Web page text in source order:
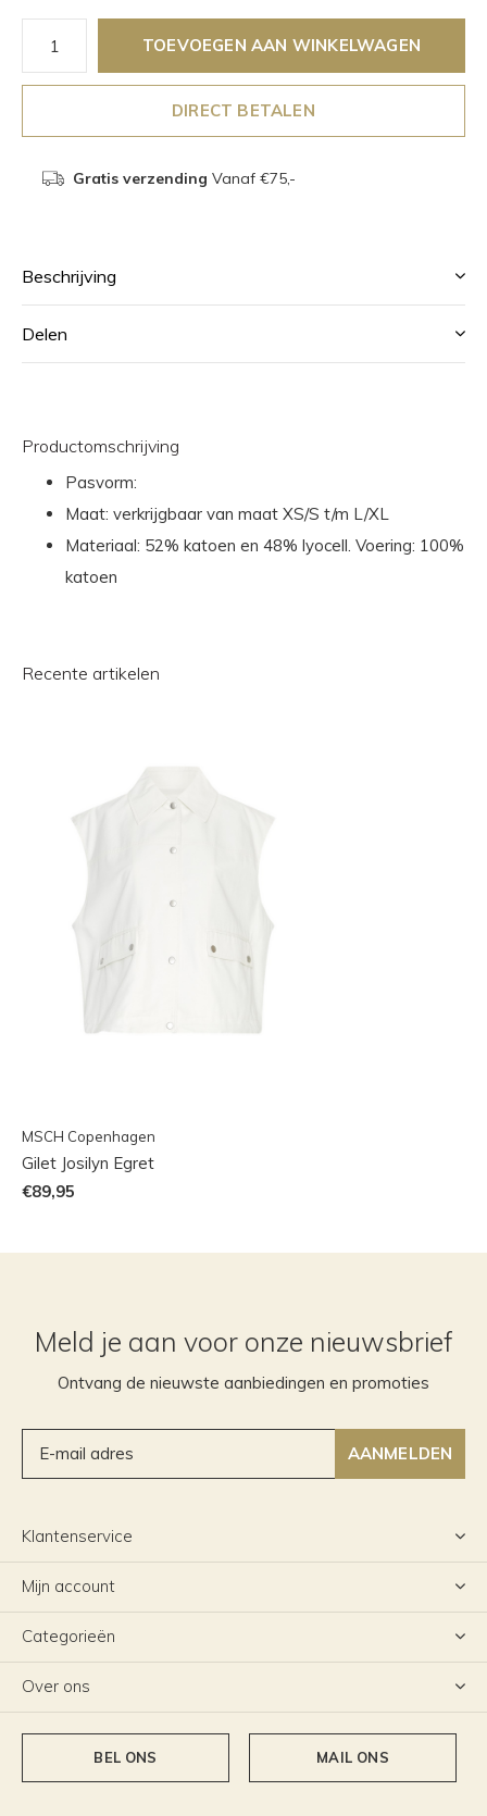
TOEVOEGEN AAN WINKELWAGEN
DIRECT BETALEN
Gratis verzending Vanaf €75,-
Beschrijving
Delen
Productomschrijving
Pasvorm:
Maat: verkrijgbaar van maat XS/S t/m L/XL
Materiaal: 52% katoen en 48% lyocell. Voering: 100%
katoen
Recente artikelen
MSCH Copenhagen
Gilet Josilyn Egret
€89,95
Meld je aan voor onze nieuwsbrief
Ontvang de nieuwste aanbiedingen en promoties
AANMELDEN
Klantenservice
Mijn account
Categorieën
Over ons
BEL ONS MAIL ONS